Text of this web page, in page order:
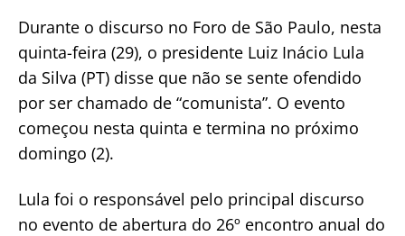
Durante o discurso no Foro de São Paulo, nesta
quinta-feira (29), o presidente Luiz Inácio Lula
da Silva (PT) disse que não se sente ofendido
por ser chamado de “comunista”. O evento
começou nesta quinta e termina no próximo
domingo (2).
Lula foi o responsável pelo principal discurso
no evento de abertura do 26º encontro anual do